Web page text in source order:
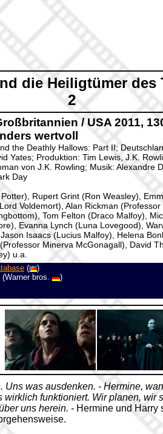
die Heiligtümer des
2
/ USA 2011,
wertvoll
the Deathly Hallows: Part II;
Yates; Produktion: Tim Lewis, J.K.
von J.K. Rowling; Musik: Alexandre
Day
Rupert Grint (Ron Weasley),
Voldemort), Alan Rickman
Tom Felton (Draco Malfoy),
Evanna Lynch (Luna Lovegood),
Isaacs (Lucius Malfoy), Helena
Minerva McGonagall), David
u.a.
(
)
(Warner bros.
)
Uns was ausdenken. - Hermine,
wirklich funktioniert. Wir planen, wir
uns herein. - Hermine und Harry